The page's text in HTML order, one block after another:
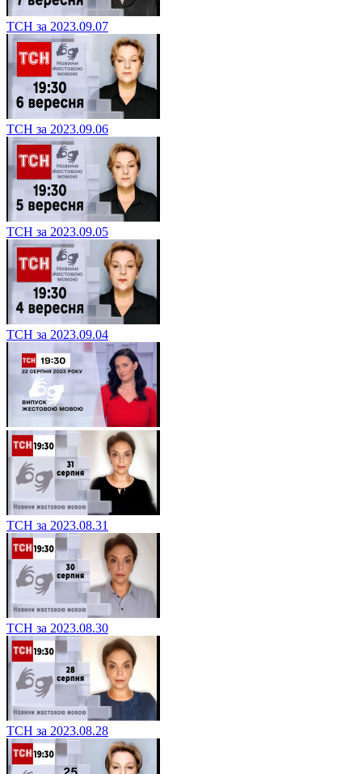
ТСН за 2023.09.07
ТСН за 2023.09.06
ТСН за 2023.09.05
ТСН за 2023.09.04
ТСН за 2023.08.31
ТСН за 2023.08.30
ТСН за 2023.08.28